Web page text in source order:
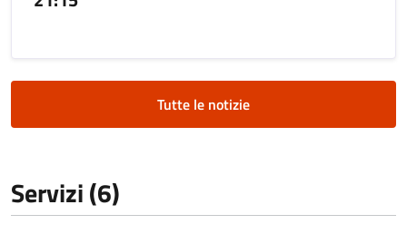
Tutte le notizie
Servizi (6)